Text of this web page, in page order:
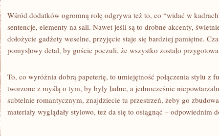
Wśród dodatków ogromną rolę odgrywa też to, co “widać w
sentencje, elementy na sali. Nawet jeśli są to drobne akcenty,
dołożycie gadżety weselne, przyjęcie staje się bardziej pamiętne.
pomysłowy detal, by goście poczuli, że wszystko zostało
To, co wyróżnia dobrą papeterię, to umiejętność połączenia stylu z
tworzone z myślą o tym, by były ładne, a jednocześnie
subtelnie romantycznym, znajdziecie tu przestrzeń, żeby go
materiały wyglądały stylowo, też da się to osiągnąć – odpowiednim